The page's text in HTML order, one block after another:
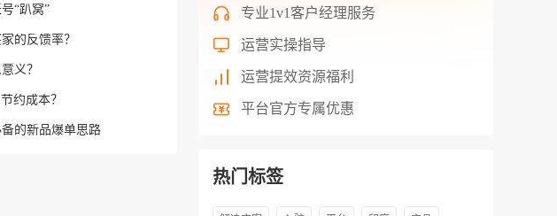
“趴窝”
的反馈率？
义？
约成本？
的新品爆单思路
专业1v1客户经理服务
运营实操指导
运营提效资源福利
平台官方专属优惠
热门标签